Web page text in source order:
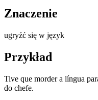
Znaczenie
ugryźć się w język
Przykład
Tive que morder a língua
do chefe.